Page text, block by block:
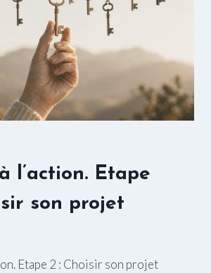
l’action. Etape
son projet
Etape 2 : Choisir son projet